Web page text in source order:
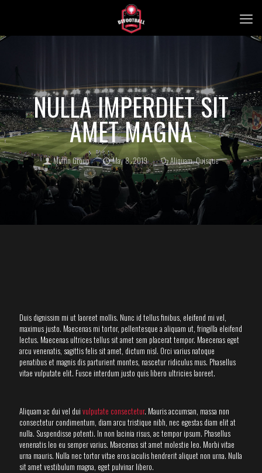
NULLA IMPERDIET SIT
AMET MAGNA
Muffin Group May 8, 2019 Aliquam,Quisque
Duis dignissim mi ut laoreet mollis. Nunc id tellus finibus, eleifend mi vel,
maximus justo. Maecenas mi tortor, pellentesque a aliquam ut, fringilla eleifend
lectus. Maecenas ultrices tellus sit amet sem placerat tempor. Maecenas eget
arcu venenatis, sagittis felis sit amet, dictum nisl. Orci varius natoque
penatibus et magnis dis parturient montes, nascetur ridiculus mus. Phasellus
vitae vulputate elit. Fusce interdum justo quis libero ultricies laoreet.
Aliquam ac dui vel dui vulputate consectetur. Mauris accumsan, massa non
consectetur condimentum, diam arcu tristique nibh, nec egestas diam elit at
nulla. Suspendisse potenti. In non lacinia risus, ac tempor ipsum. Phasellus
venenatis leo eu semper varius. Maecenas sit amet molestie leo. Morbi vitae
urna mauris. Nulla nec tortor vitae eros iaculis hendrerit aliquet non urna. Nulla
sit amet vestibulum magna, eget pulvinar libero.